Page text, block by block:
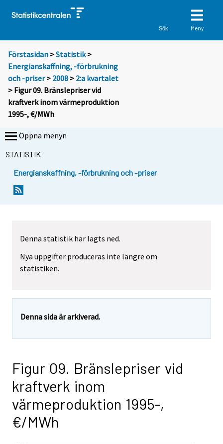
Sök Meny
Förstasidan >Statistik >
Energianskaffning, -förbrukning
och -priser> 2008 > 2:a kvartalet
> Figur 09. Bränslepriser vid
kraftverk inom värmeproduktion
1995-, €/MWh
Öppna menyn
STATISTIK
Energianskaffning, -förbrukning och -priser
Denna statistik har lagts ned.
Nya uppgifter produceras inte längre om
statistiken.
Denna sida är arkiverad.
Figur 09. Bränslepriser vid
kraftverk inom
värmeproduktion 1995-,
€/MWh